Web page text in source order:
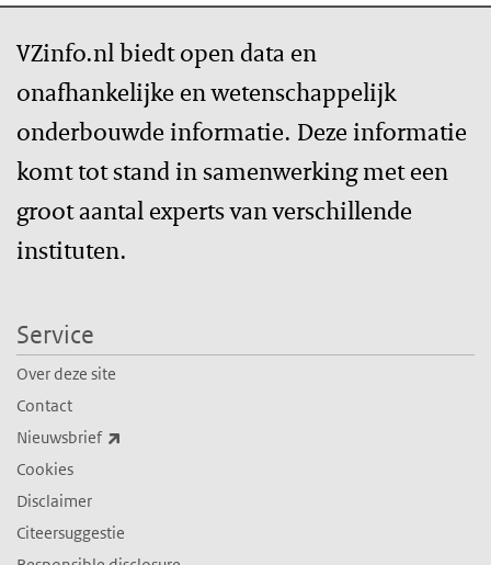
VZinfo.nl biedt open data en
onafhankelijke en wetenschappelijk
onderbouwde informatie. Deze informatie
komt tot stand in samenwerking met een
groot aantal experts van verschillende
instituten.
Service
Over deze site
Contact
Nieuwsbrief
Cookies
Disclaimer
Citeersuggestie